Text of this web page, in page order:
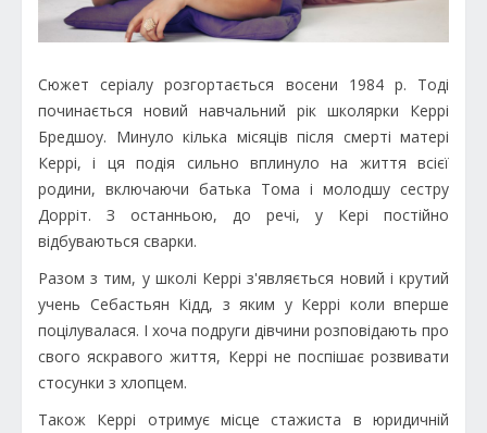
Сюжет серіалу розгортається восени 1984 р. Тоді
починається новий навчальний рік школярки Керрі
Бредшоу. Минуло кілька місяців після смерті матері
Керрі, і ця подія сильно вплинуло на життя всієї
родини, включаючи батька Тома і молодшу сестру
Дорріт. З останньою, до речі, у Кері постійно
відбуваються сварки.
Разом з тим, у школі Керрі з'являється новий і крутий
учень Себастьян Кідд, з яким у Керрі коли вперше
поцілувалася. І хоча подруги дівчини розповідають про
свого яскравого життя, Керрі не поспішає розвивати
стосунки з хлопцем.
Також Керрі отримує місце стажиста в юридичній